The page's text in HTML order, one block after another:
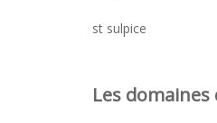
st sulpice
Les